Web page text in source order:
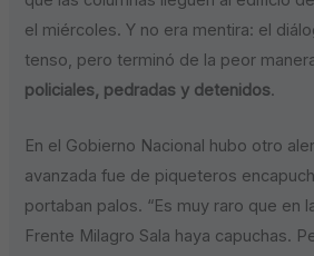
el miércoles. Y no era mentira: el
tenso, pero terminó de la peor
policiales, pedradas y detenidos.
En el Gobierno Nacional hubo otro
avanzada fue de piqueteros
portaban palos. “Es muy raro que en
Frente Milagro Sala haya capuchas.